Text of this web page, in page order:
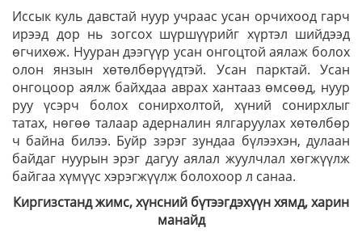
Иссык куль давстай нуур учраас усан орчихоод гарч
ирээд дор нь зогсох шүршүүрийг хүртэл шийдээд
өгчихөж. Нууран дээгүүр усан онгоцтой аялаж болох
олон янзын хөтөлбөрүүдтэй. Усан парктай. Усан
онгоцоор аялж байхдаа аврах хантааз өмсөөд, нуур
руу үсэрч болох сонирхолтой, хүний сонирхлыг
татах, нөгөө талаар адерналин ялгаруулах хөтөлбөр
ч байна билээ. Буйр зэрэг зундаа бүлээхэн, дулаан
байдаг нуурын эрэг дагуу аялал жуулчлал хөгжүүлж
байгаа хүмүүс хэрэгжүүлж болохоор л санаа.
Киргизстанд жимс, хүнсний бүтээгдэхүүн хямд, харин
манайд